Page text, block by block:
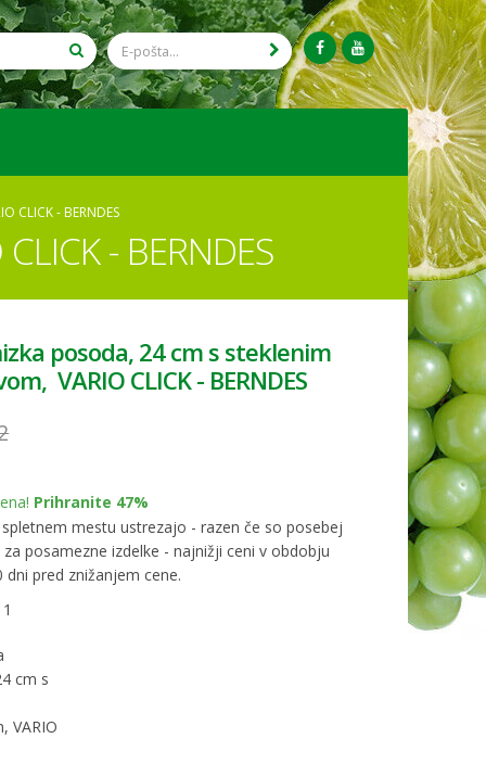
- BERNDES
- BERNDES
posoda, 24 cm s steklenim
VARIO CLICK - BERNDES
Prihranite 47%
mestu ustrezajo - razen če so posebej
posamezne izdelke - najnižji ceni v obdobju
dni pred znižanjem cene.
1
cm s
VARIO